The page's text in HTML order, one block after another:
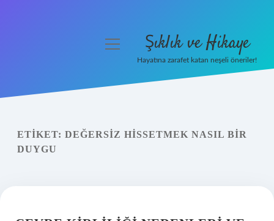
Yasal Uyarı
menüyü
Şıklık ve Hikaye
Hayatına zarafet katan neşeli öneriler!
ETIKET: DEĞERSIZ HISSETMEK NASIL BIR
DUYGU